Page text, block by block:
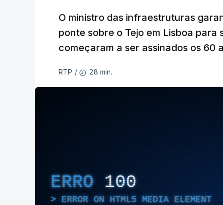
O ministro das infraestruturas
ponte sobre o Tejo em Lisboa
começaram a ser assinados os 60
RTP / 28 min.
ERRO 100
ERROR ON HTML5 MEDIA ELEMENT